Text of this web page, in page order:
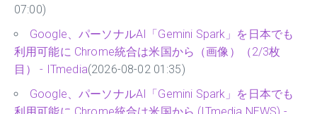
07:00)
Google、パーソナルAI「Gemini Spark」を日本でも
利用可能に Chrome統合は米国から（画像）（2/3枚
目） - ITmedia(2026-08-02 01:35)
Google、パーソナルAI「Gemini Spark」を日本でも